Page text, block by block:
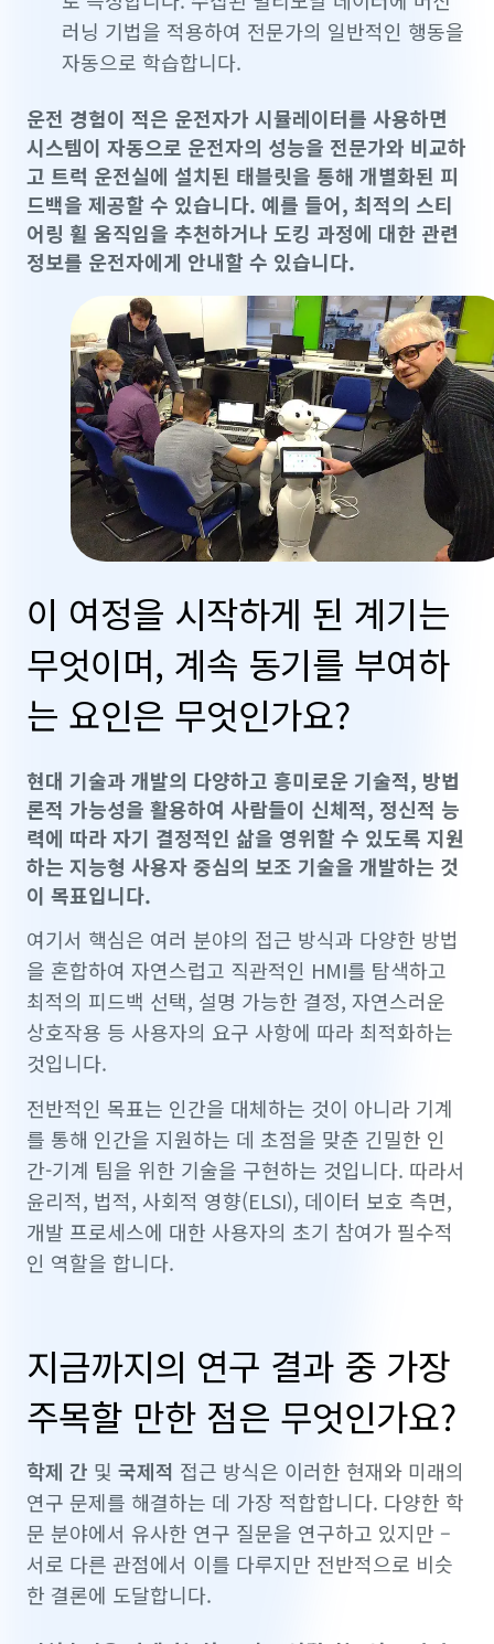
러닝 기법을 적용하여 전문가의 일반적인 행동을
자동으로 학습합니다.
운전 경험이 적은 운전자가 시뮬레이터를 사용하면
시스템이 자동으로 운전자의 성능을 전문가와 비교하
고 트럭 운전실에 설치된 태블릿을 통해 개별화된 피
드백을 제공할 수 있습니다. 예를 들어, 최적의 스티
어링 휠 움직임을 추천하거나 도킹 과정에 대한 관련
정보를 운전자에게 안내할 수 있습니다.
이 여정을 시작하게 된 계기는
무엇이며, 계속 동기를 부여하
는 요인은 무엇인가요?
현대 기술과 개발의 다양하고 흥미로운 기술적, 방법
론적 가능성을 활용하여 사람들이 신체적, 정신적 능
력에 따라 자기 결정적인 삶을 영위할 수 있도록 지원
하는 지능형 사용자 중심의 보조 기술을 개발하는 것
이 목표입니다.
여기서 핵심은 여러 분야의 접근 방식과 다양한 방법
을 혼합하여 자연스럽고 직관적인 HMI를 탐색하고
최적의 피드백 선택, 설명 가능한 결정, 자연스러운
상호작용 등 사용자의 요구 사항에 따라 최적화하는
것입니다.
전반적인 목표는 인간을 대체하는 것이 아니라 기계
를 통해 인간을 지원하는 데 초점을 맞춘 긴밀한 인
간-기계 팀을 위한 기술을 구현하는 것입니다. 따라서
윤리적, 법적, 사회적 영향(ELSI), 데이터 보호 측면,
개발 프로세스에 대한 사용자의 초기 참여가 필수적
인 역할을 합니다.
지금까지의 연구 결과 중 가장
주목할 만한 점은 무엇인가요?
학제 간 및 국제적 접근 방식은 이러한 현재와 미래의
연구 문제를 해결하는 데 가장 적합합니다. 다양한 학
문 분야에서 유사한 연구 질문을 연구하고 있지만 –
서로 다른 관점에서 이를 다루지만 전반적으로 비슷
한 결론에 도달합니다.